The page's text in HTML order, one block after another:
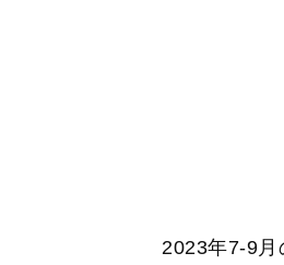
2023年7-9月